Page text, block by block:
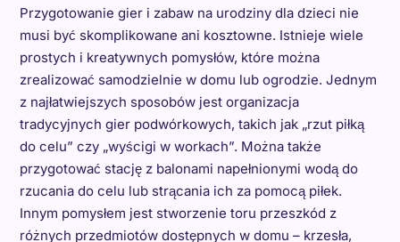
Przygotowanie gier i zabaw na urodziny dla dzieci nie
musi być skomplikowane ani kosztowne. Istnieje wiele
prostych i kreatywnych pomysłów, które można
zrealizować samodzielnie w domu lub ogrodzie. Jednym
z najłatwiejszych sposobów jest organizacja
tradycyjnych gier podwórkowych, takich jak „rzut piłką
do celu” czy „wyścigi w workach”. Można także
przygotować stację z balonami napełnionymi wodą do
rzucania do celu lub strącania ich za pomocą piłek.
Innym pomysłem jest stworzenie toru przeszkód z
różnych przedmiotów dostępnych w domu – krzesła,